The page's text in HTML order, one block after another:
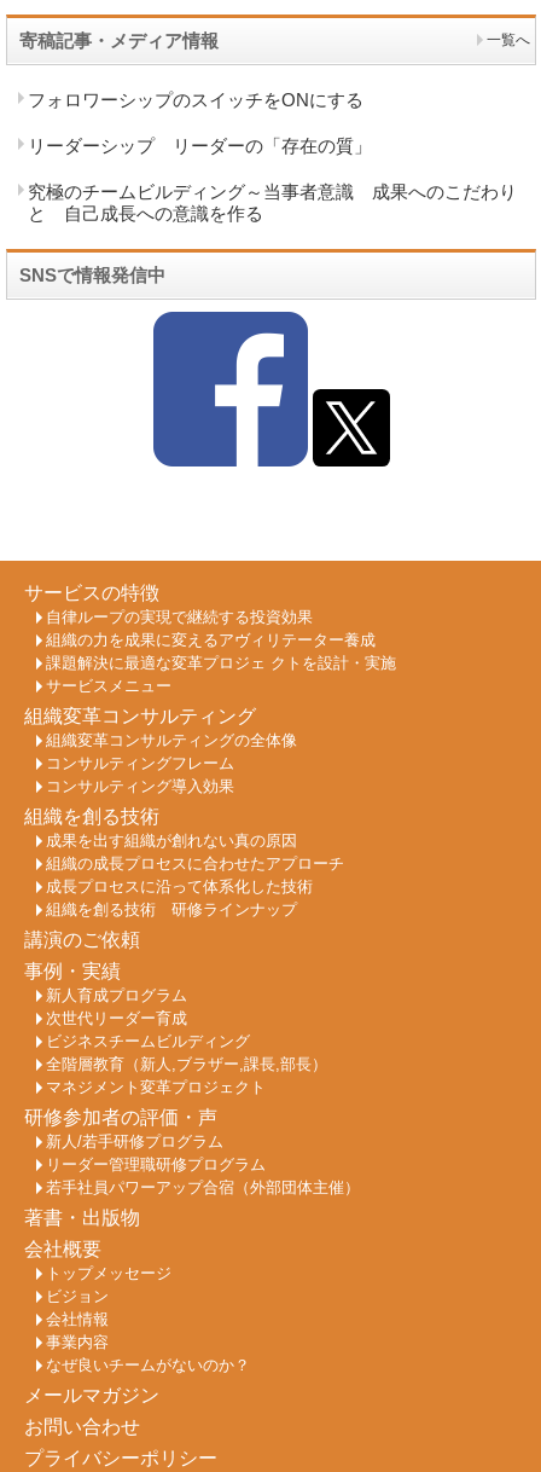
寄稿記事・メディア情報 一覧へ
フォロワーシップのスイッチをONにする
リーダーシップ リーダーの「存在の質」
究極のチームビルディング～当事者意識 成果へのこだわり
と 自己成長への意識を作る
SNSで情報発信中
サービスの特徴
自律ループの実現で継続する投資効果
組織の力を成果に変えるアヴィリテーター養成
課題解決に最適な変革プロジェ クトを設計・実施
サービスメニュー
組織変革コンサルティング
組織変革コンサルティングの全体像
コンサルティングフレーム
コンサルティング導入効果
組織を創る技術
成果を出す組織が創れない真の原因
組織の成長プロセスに合わせたアプローチ
成長プロセスに沿って体系化した技術
組織を創る技術 研修ラインナップ
講演のご依頼
事例・実績
新人育成プログラム
次世代リーダー育成
ビジネスチームビルディング
全階層教育（新人,ブラザー,課長,部長）
マネジメント変革プロジェクト
研修参加者の評価・声
新人/若手研修プログラム
リーダー管理職研修プログラム
若手社員パワーアップ合宿（外部団体主催）
著書・出版物
会社概要
トップメッセージ
ビジョン
会社情報
事業内容
なぜ良いチームがないのか？
メールマガジン
お問い合わせ
プライバシーポリシー